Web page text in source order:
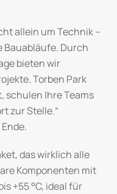
allein um Technik –
Bauabläufe. Durch
bieten wir
Torben Park
schulen Ihre Teams
zur Stelle.“
das wirklich alle
Komponenten mit
+55 °C, ideal für